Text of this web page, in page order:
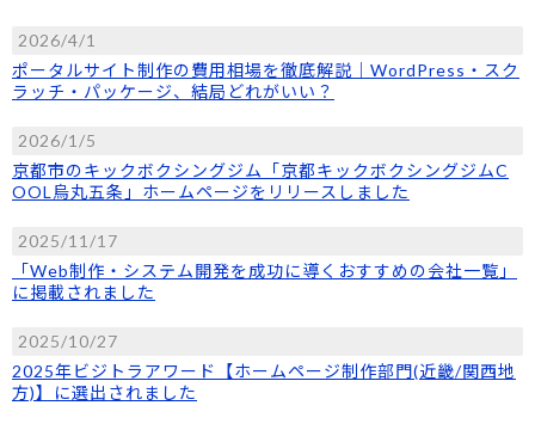
2026/4/1
ポータルサイト制作の費用相場を徹底解説｜WordPress・スク
ラッチ・パッケージ、結局どれがいい？
2026/1/5
京都市のキックボクシングジム「京都キックボクシングジムC
OOL烏丸五条」ホームページをリリースしました
2025/11/17
「Web制作・システム開発を成功に導くおすすめの会社一覧」
に掲載されました
2025/10/27
2025年ビジトラアワード【ホームページ制作部門(近畿/関西地
方)】に選出されました